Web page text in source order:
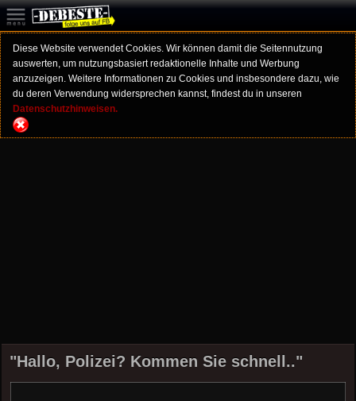
Diese Website verwendet Cookies. Wir können damit die Seitennutzung
auswerten, um nutzungsbasiert redaktionelle Inhalte und Werbung
anzuzeigen. Weitere Informationen zu Cookies und insbesondere dazu, wie
du deren Verwendung widersprechen kannst, findest du in unseren
Datenschutzhinweisen.
"Hallo, Polizei? Kommen Sie schnell.."